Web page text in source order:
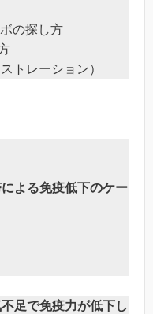
の探し方
トレーション）
よる免疫低下のケー
足で免疫力が低下し